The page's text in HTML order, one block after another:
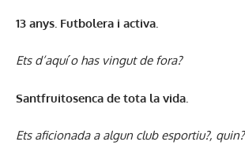
13 anys. Futbolera i activa.
Ets d’aquí o has vingut de fora?
Santfruitosenca de tota la vida.
Ets aficionada a algun club esportiu?, quin?